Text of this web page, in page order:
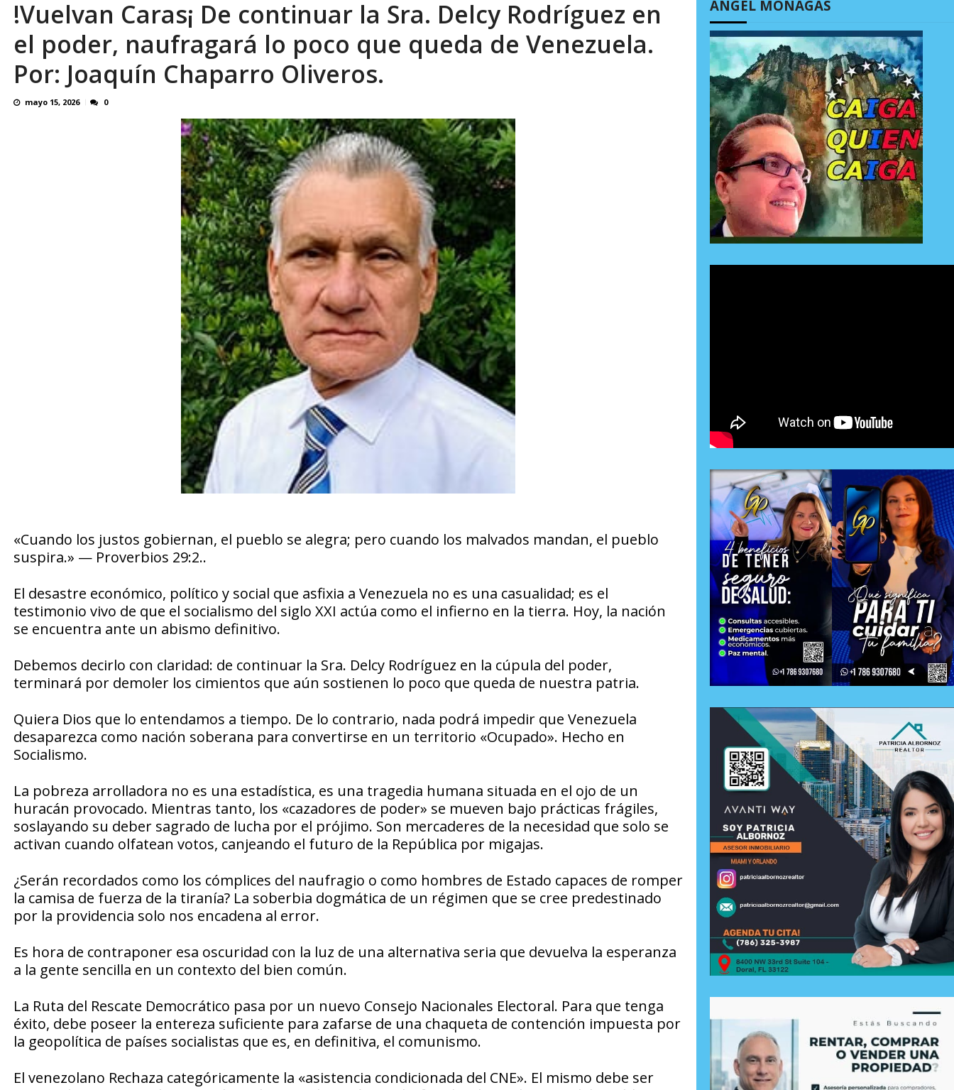
Binance despliega su tarjeta en Venezuela en un mercado impulsado por el auge de... AGOSTO 6, 2026
!Vuelvan Caras¡ De continuar la Sra. Delcy Rodríguez en
el poder, naufragará lo poco que queda de Venezuela.
Por: Joaquín Chaparro Oliveros.
mayo 15, 2026 0
«Cuando los justos gobiernan, el pueblo se alegra; pero cuando los malvados mandan, el pueblo
suspira.» — Proverbios 29:2..
El desastre económico, político y social que asfixia a Venezuela no es una casualidad; es el
testimonio vivo de que el socialismo del siglo XXI actúa como el infierno en la tierra. Hoy, la nación
se encuentra ante un abismo definitivo.
Debemos decirlo con claridad: de continuar la Sra. Delcy Rodríguez en la cúpula del poder,
terminará por demoler los cimientos que aún sostienen lo poco que queda de nuestra patria.
Quiera Dios que lo entendamos a tiempo. De lo contrario, nada podrá impedir que Venezuela
desaparezca como nación soberana para convertirse en un territorio «Ocupado». Hecho en
Socialismo.
La pobreza arrolladora no es una estadística, es una tragedia humana situada en el ojo de un
huracán provocado. Mientras tanto, los «cazadores de poder» se mueven bajo prácticas frágiles,
soslayando su deber sagrado de lucha por el prójimo. Son mercaderes de la necesidad que solo se
activan cuando olfatean votos, canjeando el futuro de la República por migajas.
¿Serán recordados como los cómplices del naufragio o como hombres de Estado capaces de romper
la camisa de fuerza de la tiranía? La soberbia dogmática de un régimen que se cree predestinado
por la providencia solo nos encadena al error.
Es hora de contraponer esa oscuridad con la luz de una alternativa seria que devuelva la esperanza
a la gente sencilla en un contexto del bien común.
La Ruta del Rescate Democrático pasa por un nuevo Consejo Nacionales Electoral. Para que tenga
éxito, debe poseer la entereza suficiente para zafarse de una chaqueta de contención impuesta por
la geopolítica de países socialistas que es, en definitiva, el comunismo.
El venezolano Rechaza categóricamente la «asistencia condicionada del CNE». El mismo debe ser
ÁNGEL MONAGAS